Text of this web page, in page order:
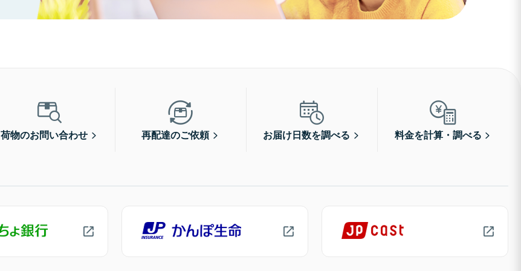
荷物のお問い合わせ 再配達のご依頼 お届け日数を調べる 料金を計算・調べる